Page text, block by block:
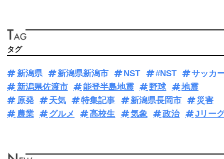
タグ
新潟県 新潟県新潟市 NST #NST
サッカ
新潟県佐渡市
能登半島地震 野球
地震
原発
天気 特集記事 新潟県長岡市
災害
農業
グルメ 高校生 気象 政治 Jリー